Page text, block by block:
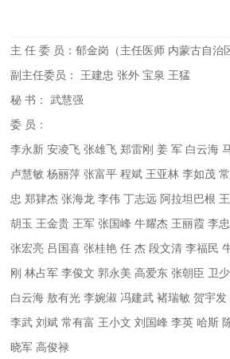
主 任 委 员：郁金岗（主任医师 内蒙古自治
副主任委员： 王建忠 张外 宝泉 王猛
秘 书： 武慧强
委 员：
李永新 安凌飞 张雄飞 郑雷刚 姜 军 白云海
卢慧敏 杨丽萍 张富平 程斌 王亚林 李如茂
忠 郑肄杰 张海龙 李伟 丁志远 阿拉坦巴根
胡玉 王金贵 王军 张国峰 牛耀杰 王丽霞 李
张宏亮 吕国喜 张桂艳 任 杰 段文清 李福民
刚 林占军 李俊文 郭永美 高爱东 张朝臣 卫
白云海 敖有光 李婉淑 冯建武 褚瑞敏 贺宇
李武 刘斌 常有富 王小文 刘国峰 李英 哈斯
晓军 高俊禄